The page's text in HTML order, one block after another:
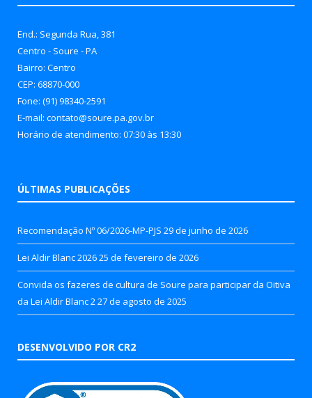
End.: Segunda Rua, 381
Centro - Soure - PA
Bairro: Centro
CEP: 68870-000
Fone: (91) 98340-2591
E-mail: contato@soure.pa.gov.br
Horário de atendimento: 07:30 às 13:30
ÚLTIMAS PUBLICAÇÕES
Recomendação Nº 06/2026-MP-PJS 29 de junho de 2026
Lei Aldir Blanc 202625 de fevereiro de 2026
Convida os fazeres de cultura de Soure para participar da Oitiva
da Lei Aldir Blanc 227 de agosto de 2025
DESENVOLVIDO POR CR2